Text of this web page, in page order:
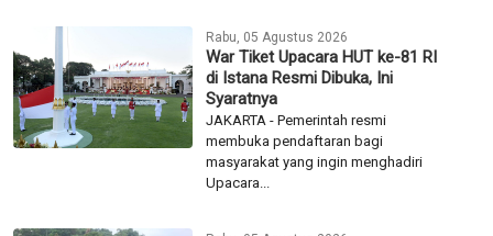
penebangan pohon secara ilegal di
depan lapangan padel kawasan Jalan
LLRE...
Rabu, 05 Agustus 2026
Febrie Adriansyah Jadi Tersangka
TPPU, Status Jaksa Dicabut